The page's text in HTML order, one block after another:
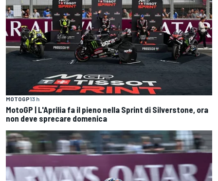
MOTOGP13 h
MotoGP | L'Aprilia fa il pieno nella Sprint di Silverstone, ora
non deve sprecare domenica